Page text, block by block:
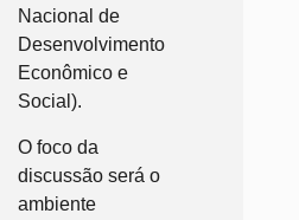
Nacional de
Desenvolvimento
Econômico e
Social).
O foco da
discussão será o
ambiente